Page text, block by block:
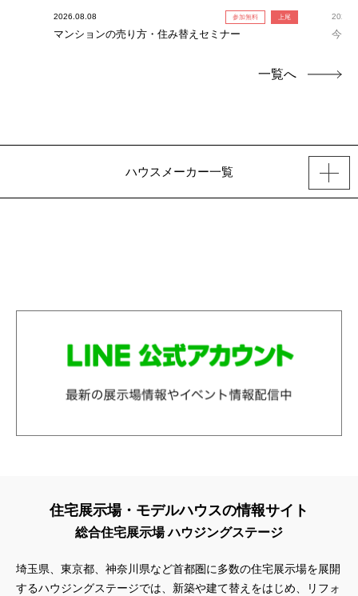
2026.08.08 参加無料 上尾
マンションの売り方・住み替えセミナー
今だ
一覧へ
ハウスメーカー一覧
住宅展示場・モデルハウスの情報サイト
総合住宅展示場 ハウジングステージ
埼玉県、東京都、神奈川県など首都圏に多数の住宅展示場を展開
するハウジングステージでは、新築や建て替えをはじめ、リフォ